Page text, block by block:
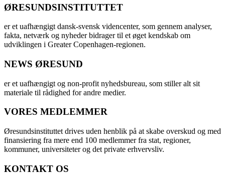
ØRESUNDSINSTITUTTET
er et uafhængigt dansk-svensk videncenter, som gennem analyser,
fakta, netværk og nyheder bidrager til et øget kendskab om
udviklingen i Greater Copenhagen-regionen.
NEWS ØRESUND
er et uafhængigt og non-profit nyhedsbureau, som stiller alt sit
materiale til rådighed for andre medier.
VORES MEDLEMMER
Øresundsinstituttet drives uden henblik på at skabe overskud og med
finansiering fra mere end 100 medlemmer fra stat, regioner,
kommuner, universiteter og det private erhvervsliv.
KONTAKT OS